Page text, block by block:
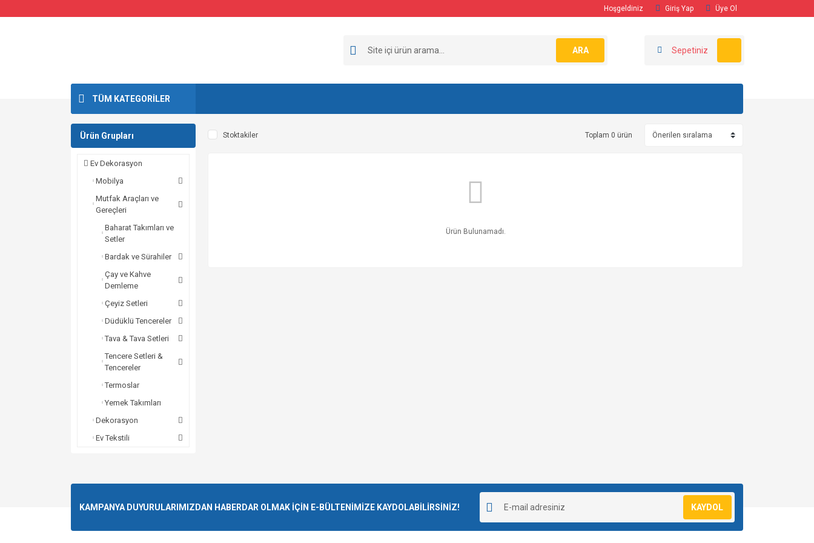
Hoşgeldiniz Giriş Yap Üye Ol
ARA Sepetiniz
TÜM KATEGORİLER
Ürün Grupları
Ev Dekorasyon
Mobilya
Mutfak Araçları ve
Gereçleri
Baharat Takımları ve
Setler
Bardak ve Sürahiler
Çay ve Kahve
Demleme
Çeyiz Setleri
Düdüklü Tencereler
Tava & Tava Setleri
Tencere Setleri &
Tencereler
Termoslar
Yemek Takımları
Dekorasyon
Ev Tekstili
Stoktakiler Toplam 0 ürün
Ürün Bulunamadı.
KAMPANYA DUYURULARIMIZDAN HABERDAR OLMAK İÇİN E-BÜLTENİMİZE KAYDOLABİLİRSİNİZ! KAYDOL